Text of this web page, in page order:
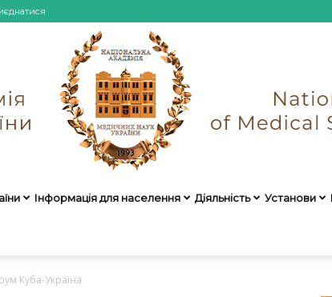
Інформація для населення Діяльність Установи
Куба-Україна